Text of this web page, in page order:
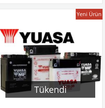
Tükendi
Yeni Ürün